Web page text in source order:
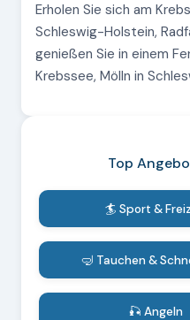
Erholen Sie sich am
Schleswig-Holstein,
genießen Sie in einem
Krebssee, Mölln in
Top
🏄 Sport &
🤿 Tauchen &
🎣 Angeln